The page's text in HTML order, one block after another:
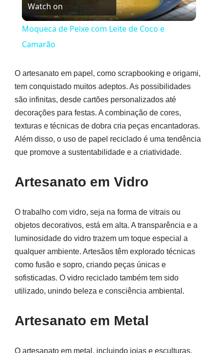
Video
Watch on
Moqueca de Peixe com Leite de Coco e
Camarão
O artesanato em papel, como scrapbooking e origami,
tem conquistado muitos adeptos. As possibilidades
são infinitas, desde cartões personalizados até
decorações para festas. A combinação de cores,
texturas e técnicas de dobra cria peças encantadoras.
Além disso, o uso de papel reciclado é uma tendência
que promove a sustentabilidade e a criatividade.
Artesanato em Vidro
O trabalho com vidro, seja na forma de vitrais ou
objetos decorativos, está em alta. A transparência e a
luminosidade do vidro trazem um toque especial a
qualquer ambiente. Artesãos têm explorado técnicas
como fusão e sopro, criando peças únicas e
sofisticadas. O vidro reciclado também tem sido
utilizado, unindo beleza e consciência ambiental.
Artesanato em Metal
O artesanato em metal, incluindo joias e esculturas,